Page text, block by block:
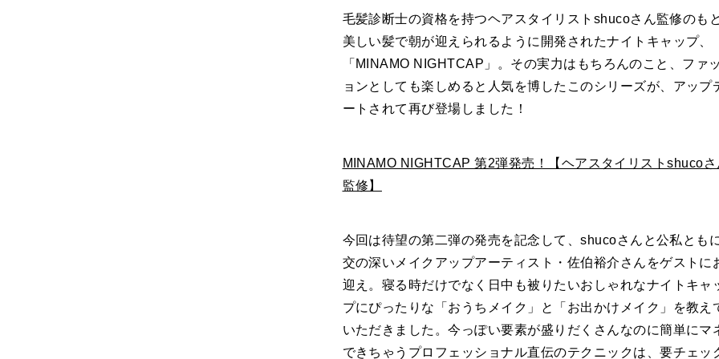
毛髪診断士の資格を持つヘアスタイリストshucoさん監修のもと
美しい髪で朝が迎えられるように開発されたナイトキャップ、
「MINAMO NIGHTCAP」。その実力はもちろんのこと、ファ
ョンとしても楽しめると人気を博したこのシリーズが、アップ
ートされて再び登場しました！
MINAMO NIGHTCAP 第2弾発売！【ヘアスタイリストshucoさ
監修】
今回は待望の第二弾の発売を記念して、shucoさんと公私とも
交の深いメイクアップアーティスト・佐伯裕介さんをゲストに
迎え。寝る時だけでなく日中も被りたいおしゃれなナイトキャ
プにぴったりな「おうちメイク」と「お出かけメイク」を教え
いただきました。今っぽい要素が盛りだくさんなのに簡単にマ
できちゃうプロフェッショナル直伝のテクニックは、要チェッ